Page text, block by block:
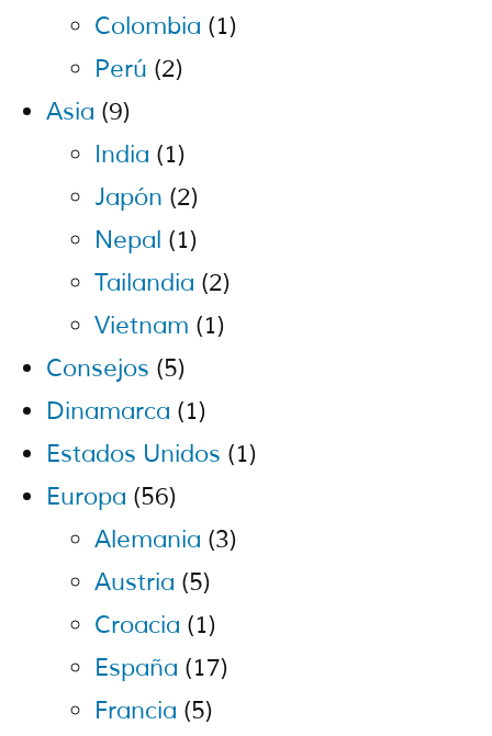
Colombia (1)
Perú (2)
Asia (9)
India (1)
Japón (2)
Nepal (1)
Tailandia (2)
Vietnam (1)
Consejos (5)
Dinamarca (1)
Estados Unidos (1)
Europa (56)
Alemania (3)
Austria (5)
Croacia (1)
España (17)
Francia (5)